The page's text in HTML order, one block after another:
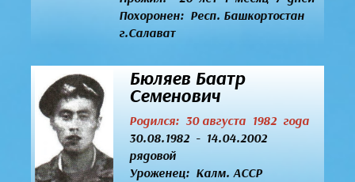
Похоронен: Респ. Башкортостан
г.Салават
Бюляев Баатр
Семенович
Родился: 30 августа 1982 года
30.08.1982 - 14.04.2002
рядовой
Уроженец: Калм. АССР